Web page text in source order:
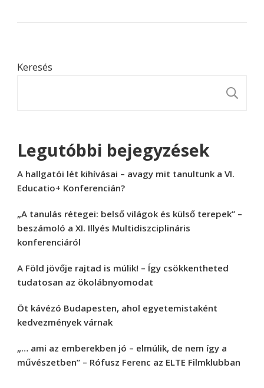
Keresés
Legutóbbi bejegyzések
A hallgatói lét kihívásai – avagy mit tanultunk a VI.
Educatio+ Konferencián?
„A tanulás rétegei: belső világok és külső terepek” –
beszámoló a XI. Illyés Multidiszciplináris
konferenciáról
A Föld jövője rajtad is múlik! – Így csökkentheted
tudatosan az ökolábnyomodat
Öt kávézó Budapesten, ahol egyetemistaként
kedvezmények várnak
„… ami az emberekben jó – elmúlik, de nem így a
művészetben” – Rófusz Ferenc az ELTE Filmklubban